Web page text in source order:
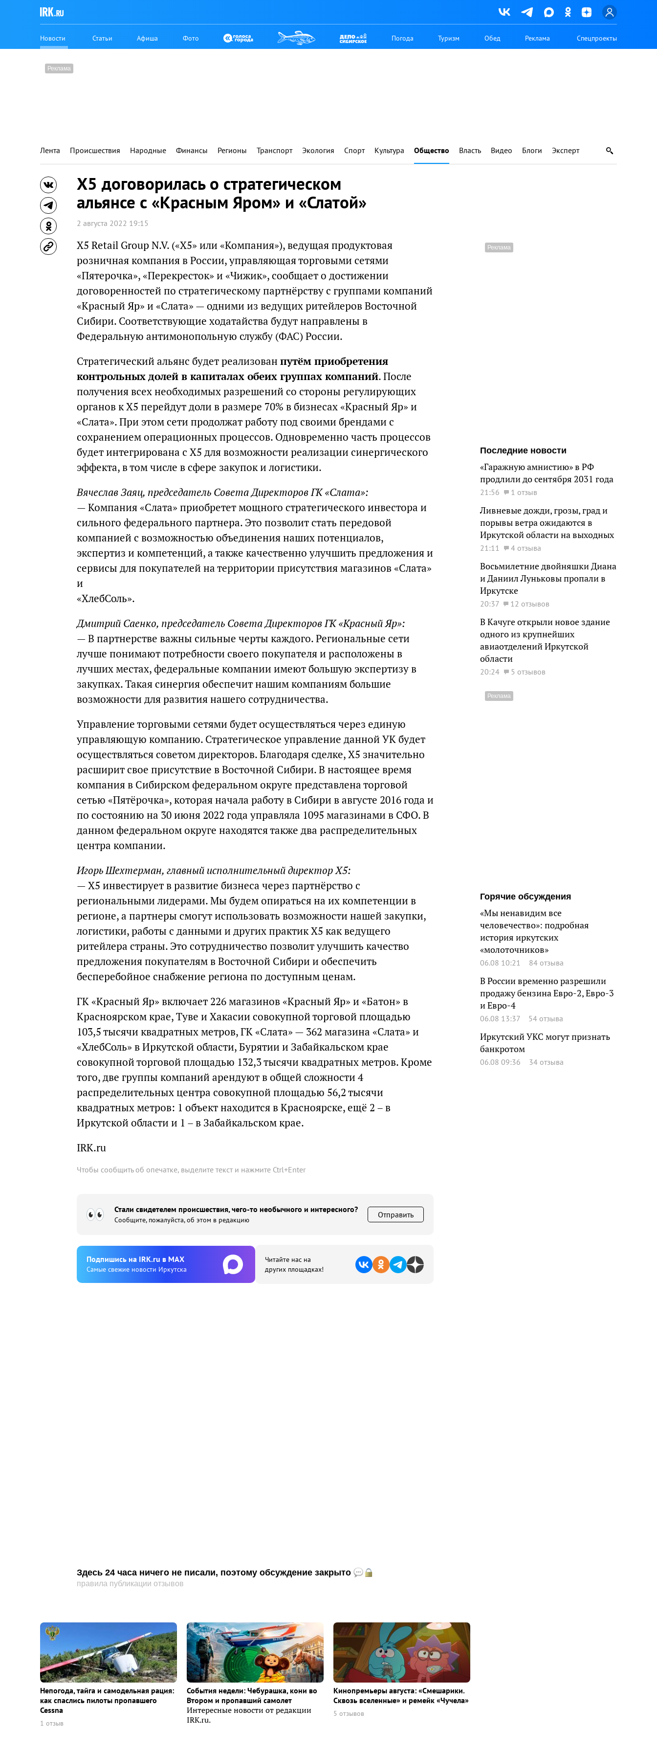
Новости Статьи Афиша Фото Погода Туризм Обед Реклама Спецпроекты
Лента Происшествия Народные Финансы Регионы Транспорт Экология Спорт Культура Общество Власть Видео Блоги Эксперт
X5 договорилась о стратегическом
альянсе с «Красным Яром» и «Слатой»
2 августа 2022 19:15
X5 Retail Group N.V. («X5» или «Компания»), ведущая продуктовая
розничная компания в России, управляющая торговыми сетями
«Пятерочка», «Перекресток» и «Чижик», сообщает о достижении
договоренностей по стратегическому партнёрству с группами компаний
«Красный Яр» и «Слата» — одними из ведущих ритейлеров Восточной
Сибири. Соответствующие ходатайства будут направлены в
Федеральную антимонопольную службу (ФАС) России.
Стратегический альянс будет реализован путём приобретения
контрольных долей в капиталах обеих группах компаний. После
получения всех необходимых разрешений со стороны регулирующих
органов к X5 перейдут доли в размере 70% в бизнесах «Красный Яр» и
«Слата». При этом сети продолжат работу под своими брендами с
сохранением операционных процессов. Одновременно часть процессов
будет интегрирована с X5 для возможности реализации синергического
эффекта, в том числе в сфере закупок и логистики.
Вячеслав Заяц, председатель Совета Директоров ГК «Слата»:
— Компания «Слата» приобретет мощного стратегического инвестора и
сильного федерального партнера. Это позволит стать передовой
компанией с возможностью объединения наших потенциалов,
экспертиз и компетенций, а также качественно улучшить предложения и
сервисы для покупателей на территории присутствия магазинов «Слата»
и
«ХлебСоль».
Дмитрий Саенко, председатель Совета Директоров ГК «Красный Яр»:
— В партнерстве важны сильные черты каждого. Региональные сети
лучше понимают потребности своего покупателя и расположены в
лучших местах, федеральные компании имеют большую экспертизу в
закупках. Такая синергия обеспечит нашим компаниям большие
возможности для развития нашего сотрудничества.
Управление торговыми сетями будет осуществляться через единую
управляющую компанию. Стратегическое управление данной УК будет
осуществляться советом директоров. Благодаря сделке, X5 значительно
расширит свое присутствие в Восточной Сибири. В настоящее время
компания в Сибирском федеральном округе представлена торговой
сетью «Пятёрочка», которая начала работу в Сибири в августе 2016 года и
по состоянию на 30 июня 2022 года управляла 1095 магазинами в СФО. В
данном федеральном округе находятся также два распределительных
центра компании.
Игорь Шехтерман, главный исполнительный директор X5:
— Х5 инвестирует в развитие бизнеса через партнёрство с
региональными лидерами. Мы будем опираться на их компетенции в
регионе, а партнеры смогут использовать возможности нашей закупки,
логистики, работы с данными и других практик Х5 как ведущего
ритейлера страны. Это сотрудничество позволит улучшить качество
предложения покупателям в Восточной Сибири и обеспечить
бесперебойное снабжение региона по доступным ценам.
ГК «Красный Яр» включает 226 магазинов «Красный Яр» и «Батон» в
Красноярском крае, Туве и Хакасии совокупной торговой площадью
103,5 тысячи квадратных метров, ГК «Слата» — 362 магазина «Слата» и
«ХлебСоль» в Иркутской области, Бурятии и Забайкальском крае
совокупной торговой площадью 132,3 тысячи квадратных метров. Кроме
того, две группы компаний арендуют в общей сложности 4
распределительных центра совокупной площадью 56,2 тысячи
квадратных метров: 1 объект находится в Красноярске, ещё 2 – в
Иркутской области и 1 – в Забайкальском крае.
IRK.ru
Чтобы сообщить об опечатке, выделите текст и нажмите Ctrl+Enter
Стали свидетелем происшествия, чего-то необычного и интересного?
Сообщите, пожалуйста, об этом в редакцию
Отправить
Подпишиcь на IRK.ru в MAX
Cамые свежие новости Иркутска
Читайте нас на
других площадках!
Здесь 24 часа ничего не писали, поэтому обсуждение закрыто
правила публикации отзывов
Последние новости
«Гаражную амнистию» в РФ
продлили до сентября 2031 года
21:56 1 отзыв
Ливневые дожди, грозы, град и
порывы ветра ожидаются в
Иркутской области на выходных
21:11 4 отзыва
Восьмилетние двойняшки Диана
и Даниил Луньковы пропали в
Иркутске
20:37 12 отзывов
В Качуге открыли новое здание
одного из крупнейших
авиаотделений Иркутской
области
20:24 5 отзывов
Горячие обсуждения
«Мы ненавидим все
человечество»: подробная
история иркутских
«молоточников»
06.08 10:21 84 отзыва
В России временно разрешили
продажу бензина Евро-2, Евро-3
и Евро-4
06.08 13:37 54 отзыва
Иркутский УКС могут признать
банкротом
06.08 09:36 34 отзыва
Непогода, тайга и самодельная рация:
как спаслись пилоты пропавшего
Cessna
1 отзыв
События недели: Чебурашка, кони во
Втором и пропавший самолет
Интересные новости от редакции
IRK.ru.
Кинопремьеры августа: «Смешарики.
Сквозь вселенные» и ремейк «Чучела»
5 отзывов